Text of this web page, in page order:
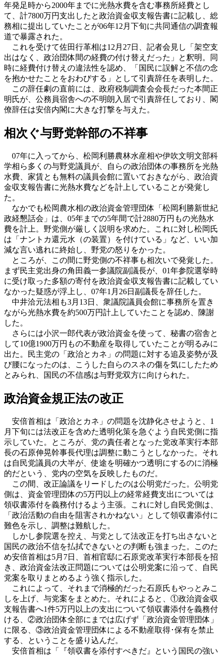
年発足時から2000年までに光熱水費を含む事務所経費とし
て、計7800万円支出したと政治資金収支報告書に記載し、総
務相に提出していたことが06年12月下旬に共同通信の調査報
道で暴露された。
これを受けて佐田行革相は12月27日、記者会見し「架空支
出はなく、政治団体間の経費の付け替えだった」と釈明。同
時に経費付け替えの違法性を認め、「国民に誤解と不信の念
を抱かせたことをおわびする」として引責辞任を表明した。
この辞任劇の直前には、政府税制調査会会長だった本間正
明氏が、公務員宿舎への不明朗入居で引責辞任しており、閣
僚辞任は安倍内閣に大きな打撃を与えた。
相次ぐ与野党幹部の不祥事
07年に入ってから、松岡利勝農林水産相や伊吹文明文部科
学相ら多くの与野党議員が、自らの政治団体の事務所を光熱
水費、家賃とも無料の議員会館に置いておきながら、政治資
金収支報告書に光熱水費などを計上していることが発覚し
た。
なかでも松岡農水相の政治資金管理団体「松岡利勝新世紀
政経懇話会」は、05年までの5年間で計2880万円もの光熱水
費を計上。野党側が厳しく説明を求めた。これに対し松岡氏
は「ナントカ還元水（の装置）を付けている」など、いい加
減な言い逃れに終始し、野党の怒りをかった。
ところが、この間に野党側の不祥事も相次いで発覚した。
まず民主党出身の角田義一参議院副議長が、01年参院選挙時
に受け取った多額の寄付を政治資金収支報告書に記載してい
なかった疑惑が浮上し、07年1月26日副議長を辞任した。
中井洽元法相も3月13日、衆議院議員会館に事務所を置き
ながら光熱水費を約500万円計上していたことを認め、陳謝
した。
さらには小沢一郎代表が政治資金を使って、秘書の宿舎と
して10億1900万円もの不動産を取得していたことが明るみに
出た。民主党の「政治とカネ」の問題に対する追及姿勢が及
び腰になったのは、こうした自らのスネの傷を気にしたため
とみられ、国民の不信感は与野党双方に向けられた。
政治資金規正法の改正
安倍首相は「政治とカネ」の問題を沈静化させようと、1
月下旬には法改正を含めた透明化策を急ぐよう自民党側に指
示していた。ところが、党の責任者となった党改革実行本部
長の石原伸晃幹事長代理は調整に動こうとしなかった。それ
は自民党議員の大半が、使途を明確かつ透明にするのに消極
的だという、党内の空気を反映したものだ。
この間、改正論議をリードしたのは公明党だった。公明党
側は、資金管理団体の5万円以上の経常経費支出については
領収書添付を義務付けるよう主張。これに対し自民党側は、
「政治活動の自由を阻害されかねない」として領収書添付に
難色を示し、調整は難航した。
しかし参院選を控え、与党として法改正を打ち出さないと
国民の政治不信を払拭できないとの判断も強まった。このた
め安倍首相は5月7日、首相官邸に石原党改革実行本部長を招
き、政治資金法改正問題については公明党案に沿って、自民
党案を取りまとめるよう強く指示した。
これによって、それまで消極的だった石原氏もやっとみこ
しを上げ、与党案をまとめた。それによると、①政治資金収
支報告書へ1件5万円以上の支出について領収書添付を義務付
ける、②政治団体全部にまでは広げず「政治資金管理団体」
に限る、③政治資金管理団体による不動産取得･保有を禁止
する、ということを盛り込んだ。
安倍首相は「『領収書を添付すべきだ』という国民の強い